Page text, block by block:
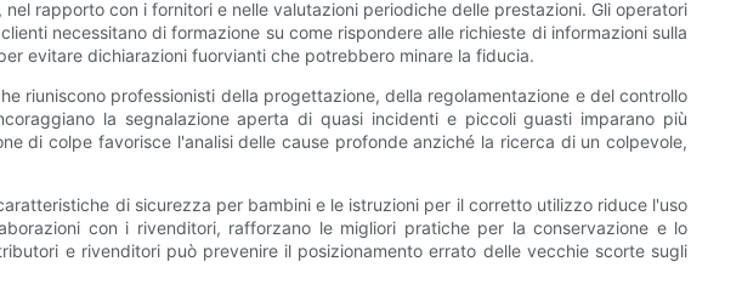
rapporto con i fornitori e nelle valutazioni periodiche delle prestazioni. Gli operatori
necessitano di formazione su come rispondere alle richieste di informazioni sulla
evitare dichiarazioni fuorvianti che potrebbero minare la fiducia.
riuniscono professionisti della progettazione, della regolamentazione e del controllo
la segnalazione aperta di quasi incidenti e piccoli guasti imparano più
di colpe favorisce l'analisi delle cause profonde anziché la ricerca di un colpevole,
di sicurezza per bambini e le istruzioni per il corretto utilizzo riduce l'uso
con i rivenditori, rafforzano le migliori pratiche per la conservazione e lo
e rivenditori può prevenire il posizionamento errato delle vecchie scorte sugli